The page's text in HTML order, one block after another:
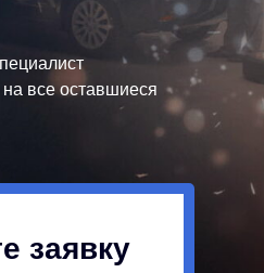
заявку
на все оставшиеся